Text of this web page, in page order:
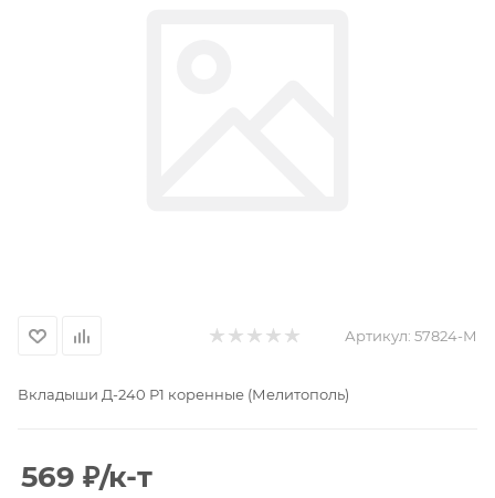
Артикул: 57824-М
Вкладыши Д-240 Р1 коренные (Мелитополь)
569 ₽/к-т